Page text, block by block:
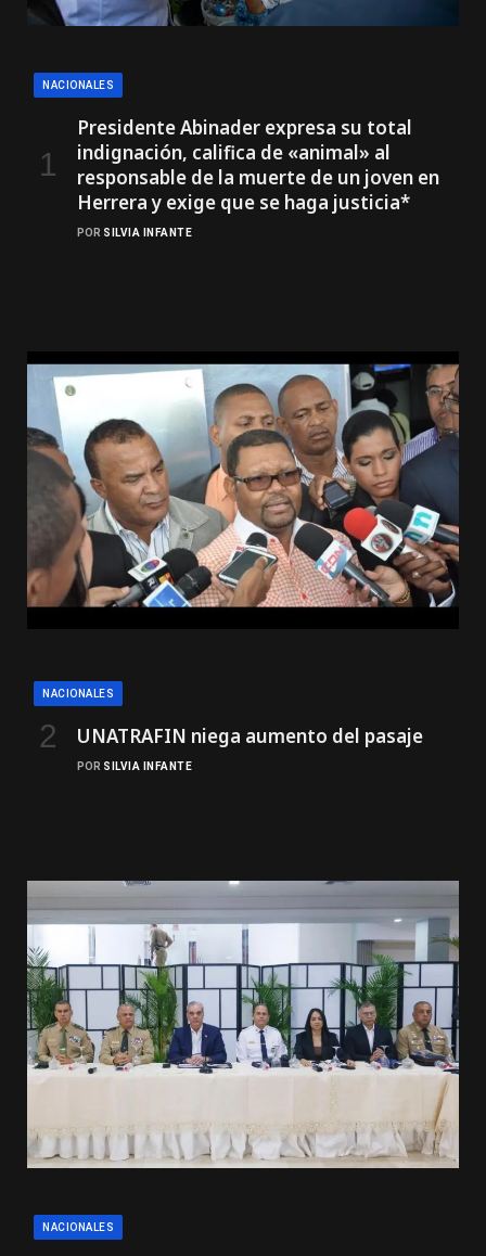
NACIONALES
Presidente Abinader expresa su total
indignación, califica de «animal» al
responsable de la muerte de un joven en
Herrera y exige que se haga justicia*
POR SILVIA INFANTE
NACIONALES
UNATRAFIN niega aumento del pasaje
POR SILVIA INFANTE
NACIONALES